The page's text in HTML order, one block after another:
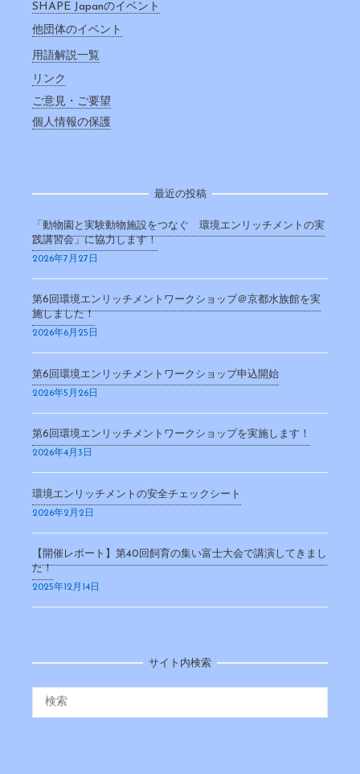
SHAPE Japanのイベント
他団体のイベント
用語解説一覧
リンク
ご意見・ご要望
個人情報の保護
最近の投稿
「動物園と実験動物施設をつなぐ 環境エンリッチメントの実
践講習会」に協力します！
2026年7月27日
第6回環境エンリッチメントワークショップ＠京都水族館を実
施しました！
2026年6月25日
第6回環境エンリッチメントワークショップ申込開始
2026年5月26日
第6回環境エンリッチメントワークショップを実施します！
2026年4月3日
環境エンリッチメントの安全チェックシート
2026年2月2日
【開催レポート】第40回飼育の集い富士大会で講演してきまし
た！
2025年12月14日
サイト内検索